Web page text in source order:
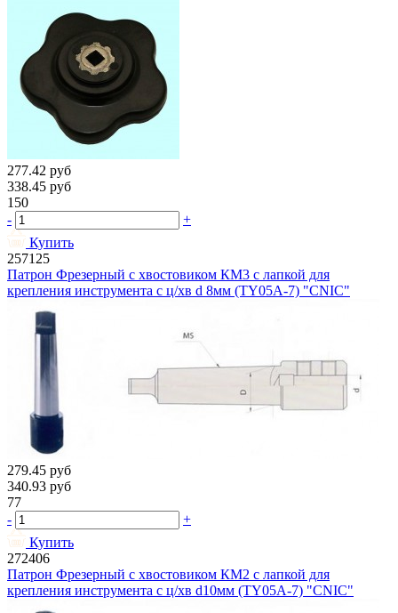
277.42 руб
338.45 руб
150
-
+
Купить
257125
Патрон Фрезерный с хвостовиком КМ3 с лапкой для
крепления инструмента с ц/хв d 8мм (TY05A-7) "CNIC"
279.45 руб
340.93 руб
77
-
+
Купить
272406
Патрон Фрезерный с хвостовиком КМ2 с лапкой для
крепления инструмента с ц/хв d10мм (TY05A-7) "CNIC"